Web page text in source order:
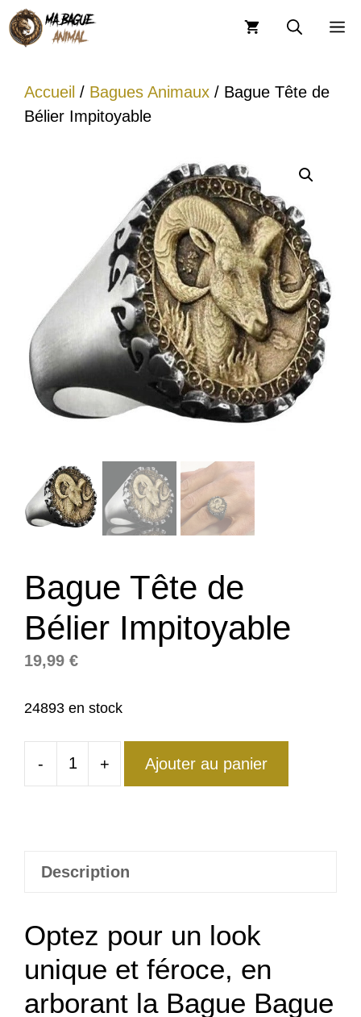
Aller
au
Accueil / Bagues Animaux / Bague Tête de
Bélier Impitoyable
Bague Tête de
Bélier Impitoyable
19,99 €
24893 en stock
-
quantité
de
+ Ajouter au panier
Description
Optez pour un look
unique et féroce, en
arborant la Bague Bague